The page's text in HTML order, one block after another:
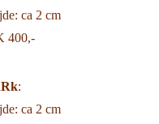
ca 2 cm
400,-
:
ca 2 cm